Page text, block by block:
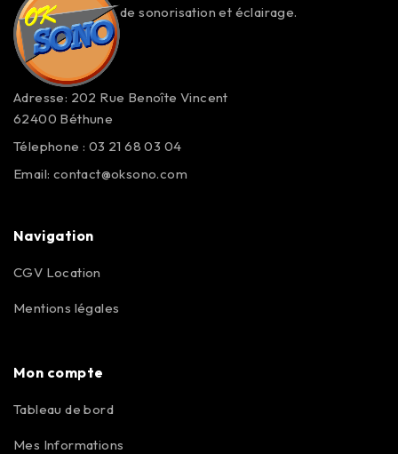
de sonorisation et éclairage.
Adresse: 202 Rue Benoîte Vincent
62400 Béthune
Télephone : 03 21 68 03 04
Email: contact@oksono.com
Navigation
CGV Location
Mentions légales
Mon compte
Tableau de bord
Mes Informations